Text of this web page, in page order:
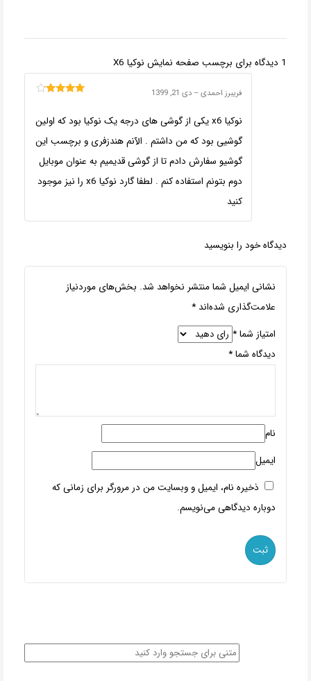
1 دیدگاه برای برچسب صفحه نمایش نوکیا X6
فریبرز احمدی– دی 21, 1399
نوکیا x6 یکی از گوشی های درجه یک نوکیا بود که اولین
گوشیی بود که من داشتم . الآنم هندزفری و برچسب این
گوشیو سفارش دادم تا از گوشی قدیمیم به عنوان موبایل
دوم بتونم استفاده کنم . لطفا گارد نوکیا x6 را نیز موجود
کنید
دیدگاه خود را بنویسید
نشانی ایمیل شما منتشر نخواهد شد. بخش‌های موردنیاز
علامت‌گذاری شده‌اند *
امتیاز شما*
دیدگاه شما*
نام
ایمیل
ذخیره نام، ایمیل و وبسایت من در مرورگر برای زمانی که
دوباره دیدگاهی می‌نویسم.